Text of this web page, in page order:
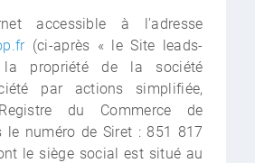
accessible à l'adresse
(ci-après « le Site leads-
propriété de la société
par actions simplifiée,
du Commerce de
le numéro de Siret : 851 817
le siège social est situé au